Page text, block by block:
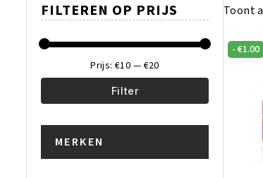
FILTEREN OP PRIJS
Filter
Prijs:€10 — €20
MERKEN
Toont
- €1.00